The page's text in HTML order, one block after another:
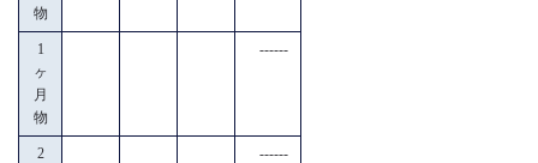
物
1
ヶ
月
物
------
2
------